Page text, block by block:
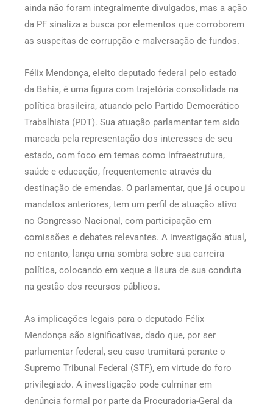
ainda não foram integralmente divulgados, mas a ação
da PF sinaliza a busca por elementos que corroborem
as suspeitas de corrupção e malversação de fundos.
Félix Mendonça, eleito deputado federal pelo estado
da Bahia, é uma figura com trajetória consolidada na
política brasileira, atuando pelo Partido Democrático
Trabalhista (PDT). Sua atuação parlamentar tem sido
marcada pela representação dos interesses de seu
estado, com foco em temas como infraestrutura,
saúde e educação, frequentemente através da
destinação de emendas. O parlamentar, que já ocupou
mandatos anteriores, tem um perfil de atuação ativo
no Congresso Nacional, com participação em
comissões e debates relevantes. A investigação atual,
no entanto, lança uma sombra sobre sua carreira
política, colocando em xeque a lisura de sua conduta
na gestão dos recursos públicos.
As implicações legais para o deputado Félix
Mendonça são significativas, dado que, por ser
parlamentar federal, seu caso tramitará perante o
Supremo Tribunal Federal (STF), em virtude do foro
privilegiado. A investigação pode culminar em
denúncia formal por parte da Procuradoria-Geral da